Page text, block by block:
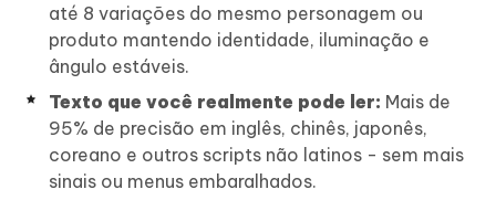
até 8 variações do mesmo personagem ou
produto mantendo identidade, iluminação e
ângulo estáveis.
Texto que você realmente pode ler: Mais de
95% de precisão em inglês, chinês, japonês,
coreano e outros scripts não latinos - sem mais
sinais ou menus embaralhados.